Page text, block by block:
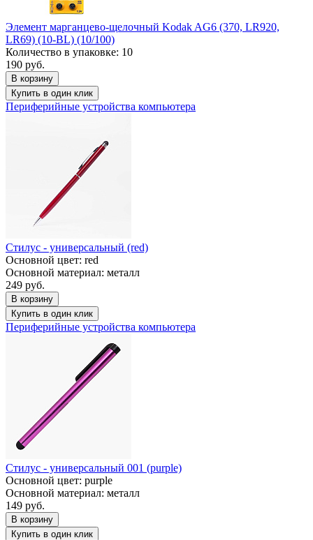
Элемент марганцево-щелочный Kodak AG6 (370, LR920,
LR69) (10-BL) (10/100)
Количество в упаковке: 10
190 руб.
В корзину
Купить в один клик
Периферийные устройства компьютера
Стилус - универсальный (red)
Основной цвет: red
Основной материал: металл
249 руб.
В корзину
Купить в один клик
Периферийные устройства компьютера
Стилус - универсальный 001 (purple)
Основной цвет: purple
Основной материал: металл
149 руб.
В корзину
Купить в один клик